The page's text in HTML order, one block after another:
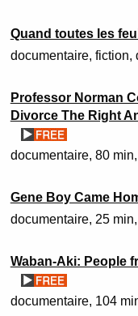
Quand toutes les
documentaire, fiction
Professor Norman
Divorce The Right
documentaire 80 min
Gene Boy Came
documentaire 25 min
Waban-Aki: People
documentaire 104